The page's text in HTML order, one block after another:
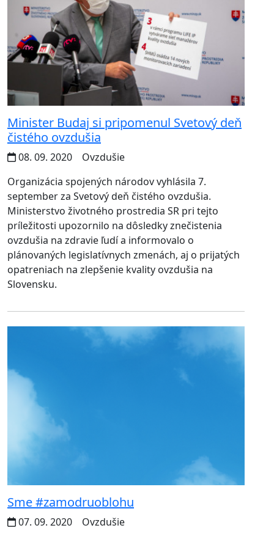
Minister Budaj si pripomenul Svetový deň
čistého ovzdušia
08. 09. 2020
Ovzdušie
Organizácia spojených národov vyhlásila 7.
september za Svetový deň čistého ovzdušia.
Ministerstvo životného prostredia SR pri tejto
príležitosti upozornilo na dôsledky znečistenia
ovzdušia na zdravie ľudí a informovalo o
plánovaných legislatívnych zmenách, aj o prijatých
opatreniach na zlepšenie kvality ovzdušia na
Slovensku.
Sme #zamodruoblohu
07. 09. 2020
Ovzdušie